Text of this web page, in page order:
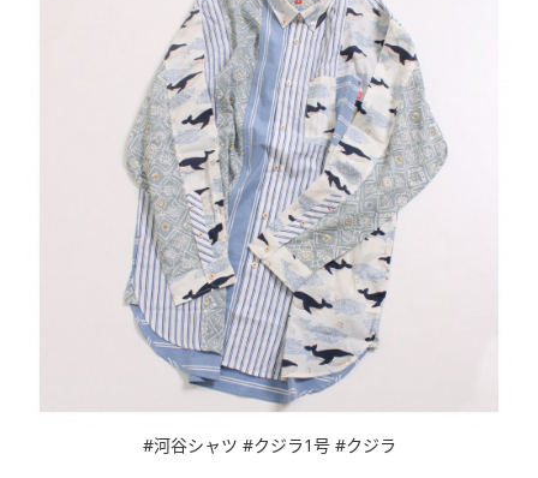
#河谷シャツ #クジラ1号 #クジラ